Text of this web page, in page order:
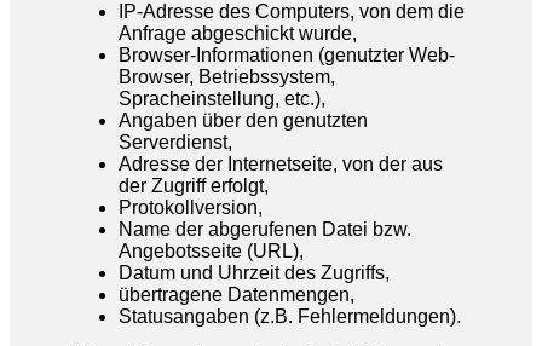
IP-Adresse des Computers, von dem die
Anfrage abgeschickt wurde,
Browser-Informationen (genutzter Web-
Browser, Betriebssystem,
Spracheinstellung, etc.),
Angaben über den genutzten
Serverdienst,
Adresse der Internetseite, von der aus
der Zugriff erfolgt,
Protokollversion,
Name der abgerufenen Datei bzw.
Angebotsseite (URL),
Datum und Uhrzeit des Zugriffs,
übertragene Datenmengen,
Statusangaben (z.B. Fehlermeldungen).